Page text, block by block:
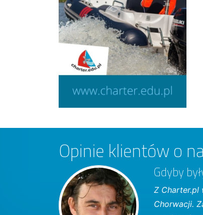
Opinie klientów o
Gdyby
Z Charter.pl
Chorwacji.